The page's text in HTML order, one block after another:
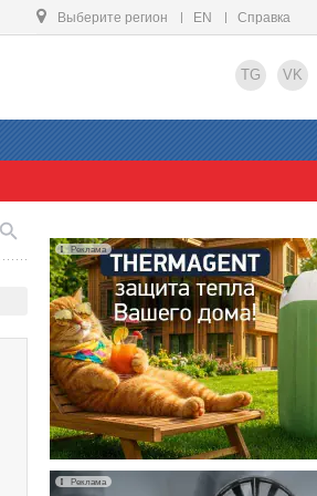
Выберите регион EN Справка
TG VK
Реклама
Реклама